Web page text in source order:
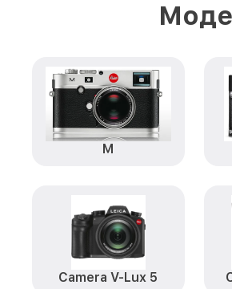
M
Camera V-Lux 5